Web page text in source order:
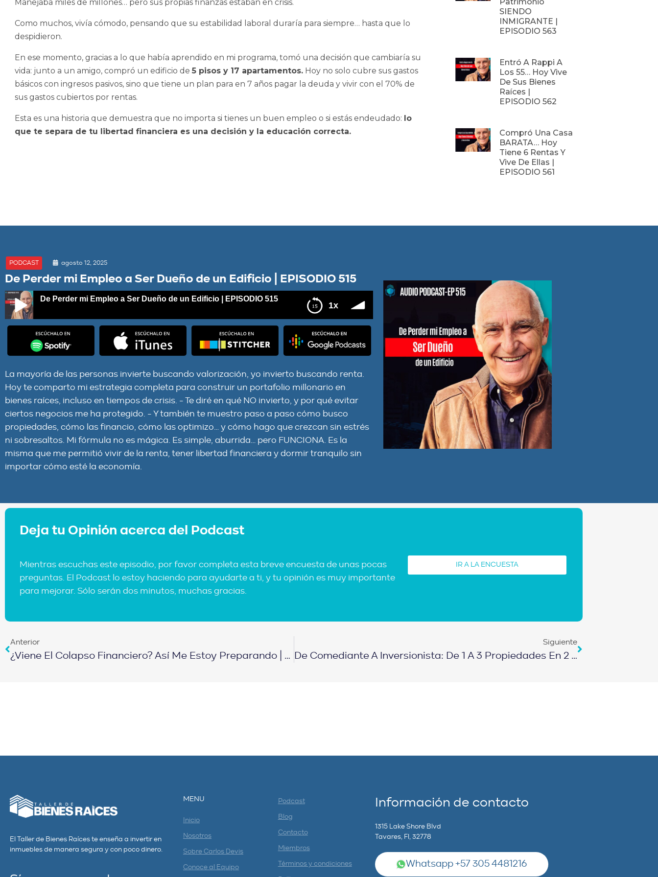
Manejaba miles de millones… pero sus propias finanzas estaban en crisis.
Como muchos, vivía cómodo, pensando que su estabilidad laboral duraría para siempre… hasta que lo
despidieron.
En ese momento, gracias a lo que había aprendido en mi programa, tomó una decisión que cambiaría su
vida: junto a un amigo, compró un edificio de 5 pisos y 17 apartamentos. Hoy no solo cubre sus gastos
básicos con ingresos pasivos, sino que tiene un plan para en 7 años pagar la deuda y vivir con el 70% de
sus gastos cubiertos por rentas.
Esta es una historia que demuestra que no importa si tienes un buen empleo o si estás endeudado: lo
que te separa de tu libertad financiera es una decisión y la educación correcta.
SIENDO
INMIGRANTE |
EPISODIO 563
Entró A Rappi A
Los 55… Hoy Vive
De Sus Bienes
Raíces |
EPISODIO 562
Compró Una Casa
BARATA… Hoy
Tiene 6 Rentas Y
Vive De Ellas |
EPISODIO 561
PODCAST agosto 12, 2025
De Perder mi Empleo a Ser Dueño de un Edificio | EPISODIO 515
1x
De Perder mi Empleo a Ser Dueño de un Edificio | EPISODIO 515
De Perder mi Empleo a Ser Dueño de un Edificio | EPISODIO 515
La mayoría de las personas invierte buscando valorización, yo invierto buscando renta.
Hoy te comparto mi estrategia completa para construir un portafolio millonario en
bienes raíces, incluso en tiempos de crisis. - Te diré en qué NO invierto, y por qué evitar
ciertos negocios me ha protegido. - Y también te muestro paso a paso cómo busco
propiedades, cómo las financio, cómo las optimizo… y cómo hago que crezcan sin estrés
ni sobresaltos. Mi fórmula no es mágica. Es simple, aburrida… pero FUNCIONA. Es la
misma que me permitió vivir de la renta, tener libertad financiera y dormir tranquilo sin
importar cómo esté la economía.
Deja tu Opinión acerca del Podcast
Mientras escuchas este episodio, por favor completa esta breve encuesta de unas pocas
preguntas. El Podcast lo estoy haciendo para ayudarte a ti, y tu opinión es muy importante
para mejorar. Sólo serán dos minutos, muchas gracias.
IR A LA ENCUESTA
Anterior
¿Viene El Colapso Financiero? Así Me Estoy Preparando | Con Rodrigo Navarro
Siguiente
De Comediante A Inversionista: De 1 A 3 Propiedades En 2 Años | EPISODIO 516
El Taller de Bienes Raíces te enseña a invertir en
inmuebles de manera segura y con poco dinero.
MENU
Inicio
Nosotros
Sobre Carlos Devis
Conoce al Equipo
Podcast
Blog
Contacto
Miembros
Términos y condiciones
Información de contacto
1315 Lake Shore Blvd
Tavares, Fl, 32778
Whatsapp +57 305 4481216